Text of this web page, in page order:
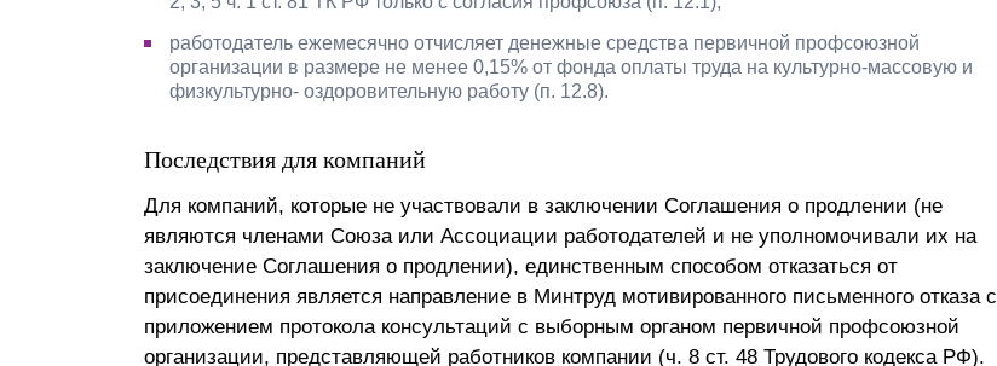
работодатель ежемесячно отчисляет денежные средства первичной профсоюзной
организации в размере не менее 0,15% от фонда оплаты труда на культурно-массовую и
физкультурно- оздоровительную работу (п. 12.8).
Последствия для компаний
Для компаний, которые не участвовали в заключении Соглашения о продлении (не
являются членами Союза или Ассоциации работодателей и не уполномочивали их на
заключение Соглашения о продлении), единственным способом отказаться от
присоединения является направление в Минтруд мотивированного письменного отказа с
приложением протокола консультаций с выборным органом первичной профсоюзной
организации, представляющей работников компании (ч. 8 ст. 48 Трудового кодекса РФ).